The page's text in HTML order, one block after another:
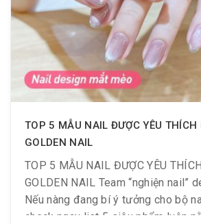
TOP 5 MẪU NAIL ĐƯỢC YÊU THÍCH
GOLDEN NAIL
TOP 5 MẪU NAIL ĐƯỢC YÊU
GOLDEN NAIL Team “nghiện nail”
Nếu nàng đang bí ý tưởng cho bộ
check ngay list 5 siêu phẩm luôn